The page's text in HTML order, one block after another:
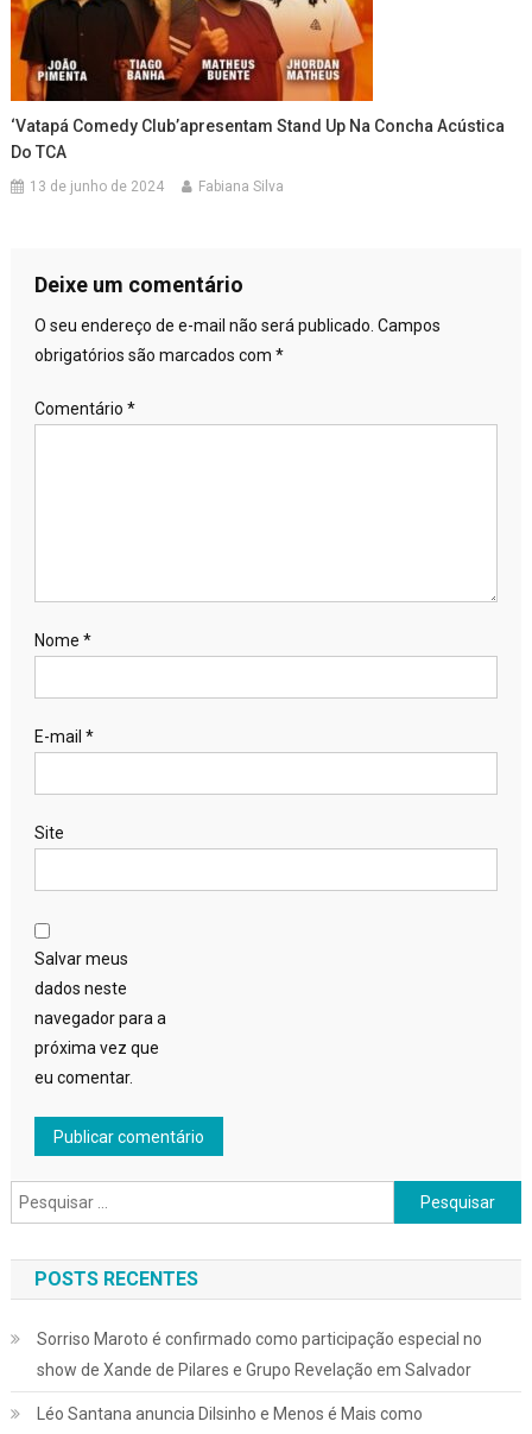
‘Vatapá Comedy Club’apresentam Stand Up Na Concha Acústica
Do TCA
13 de junho de 2024 Fabiana Silva
Deixe um comentário
O seu endereço de e-mail não será publicado. Campos
obrigatórios são marcados com *
Comentário *
Nome *
E-mail *
Site
Salvar meus
dados neste
navegador para a
próxima vez que
eu comentar.
Pesquisar
por:
POSTS RECENTES
Sorriso Maroto é confirmado como participação especial no
show de Xande de Pilares e Grupo Revelação em Salvador
Léo Santana anuncia Dilsinho e Menos é Mais como